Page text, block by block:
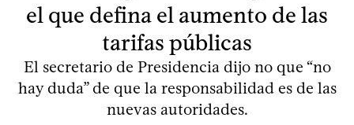
el que defina el aumento de las
tarifas públicas
El secretario de Presidencia dijo no que “no
hay duda” de que la responsabilidad es de las
nuevas autoridades.